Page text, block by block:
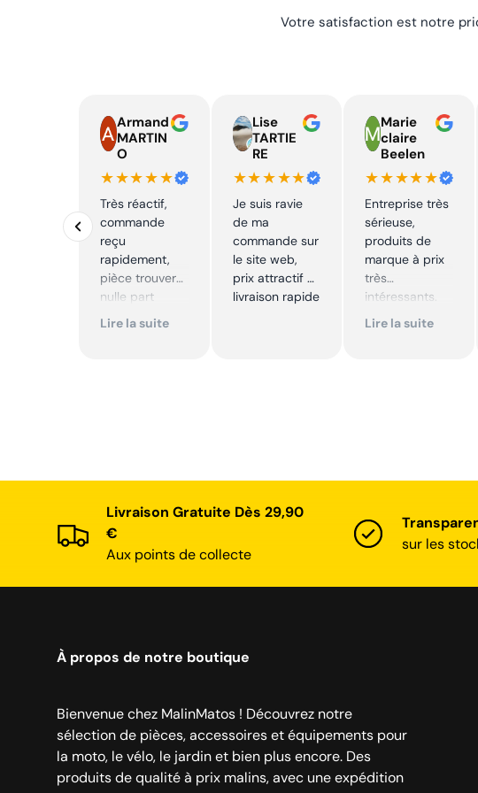
Votre satisfaction est notre
Armand
MARTIN
O
★★★★★
Très réactif,
commande
reçu
rapidement,
pièce trouver
nulle part
ailleurs et
Lire la suite
Lise
TARTIE
RE
★★★★★
Je suis ravie
de ma
commande sur
le site web,
prix attractif et
livraison rapide
Marie
claire
Beelen
★★★★★
Entreprise très
sérieuse,
produits de
marque à prix
très
intéressants.
Excellent suivi !
Lire la suite
Livraison Gratuite Dès 29,90
€
Aux points de collecte
sur les
À propos de notre boutique
Bienvenue chez MalinMatos ! Découvrez notre
sélection de pièces, accessoires et équipements pour
la moto, le vélo, le jardin et bien plus encore. Des
produits de qualité à prix malins, avec une expédition